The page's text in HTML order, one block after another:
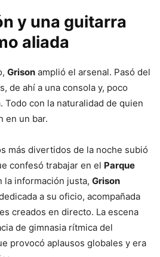
y una guitarra
aliada
Grison amplió el arsenal. Pasó del
de ahí a una consola y, poco
Todo con la naturalidad de quien
en un bar.
más divertidos de la noche subió
confesó trabajar en el Parque
la información justa, Grison
a su oficio, acompañada
creados en directo. La escena
de gimnasia rítmica del
provocó aplausos globales y era